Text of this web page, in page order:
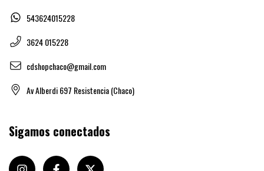
543624015228
3624 015228
cdshopchaco@gmail.com
Av Alberdi 697 Resistencia (Chaco)
Sigamos conectados